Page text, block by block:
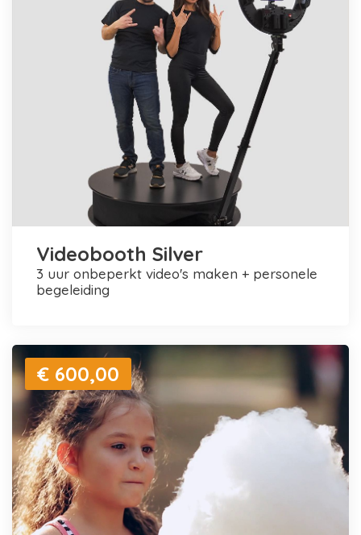
Videobooth Silver
3 uur onbeperkt video's maken + personele
begeleiding
€ 600,00